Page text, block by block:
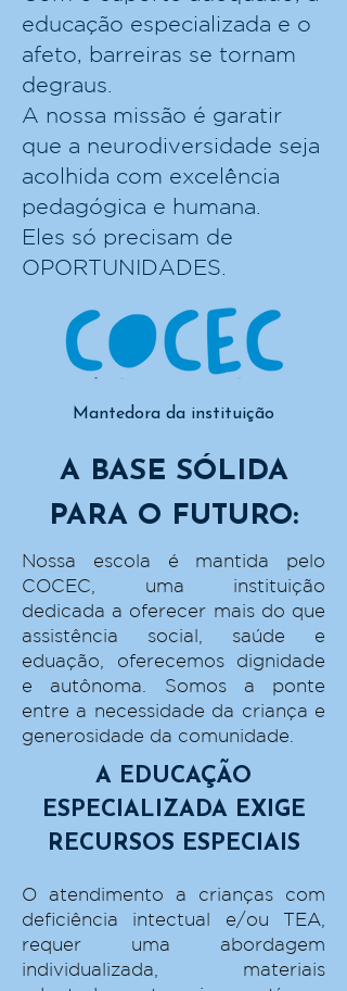
educação especializada e o
afeto, barreiras se tornam
degraus.
A nossa missão é garatir
que a neurodiversidade seja
acolhida com excelência
pedagógica e humana.
Eles só precisam de
OPORTUNIDADES.
Mantedora da instituição
A BASE SÓLIDA
PARA O FUTURO:
Nossa escola é mantida pelo
COCEC, uma instituição
dedicada a oferecer mais do que
assistência social, saúde e
eduação, oferecemos dignidade
e autônoma. Somos a ponte
entre a necessidade da criança e
generosidade da comunidade.
A EDUCAÇÃO
ESPECIALIZADA EXIGE
RECURSOS ESPECIAIS
O atendimento a crianças com
deficiência intectual e/ou TEA,
requer uma abordagem
individualizada, materiais